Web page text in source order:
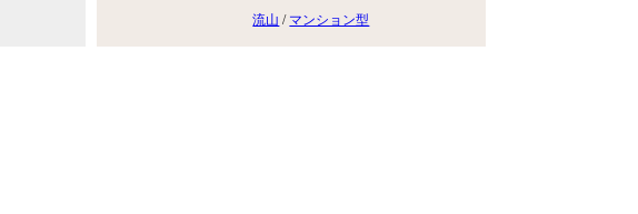
流山 /マンション型